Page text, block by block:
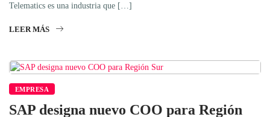
Telematics es una industria que […]
LEER MÁS
EMPRESA
SAP designa nuevo COO para Región